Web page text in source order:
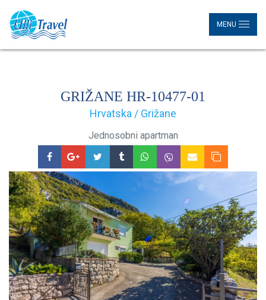
MENU
GRIŽANE HR-10477-01
Hrvatska / Grižane
Jednosobni apartman